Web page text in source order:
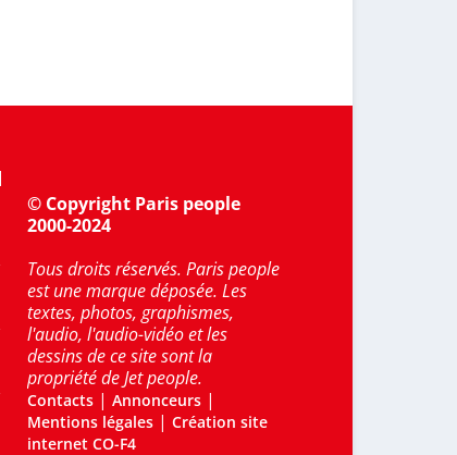
© Copyright Paris people
2000-2024
Tous droits réservés. Paris people
est une marque déposée. Les
textes, photos, graphismes,
l'audio, l'audio-vidéo et les
dessins de ce site sont la
propriété de Jet people.
Contacts |Annonceurs |
Mentions légales |Création site
internet CO-F4